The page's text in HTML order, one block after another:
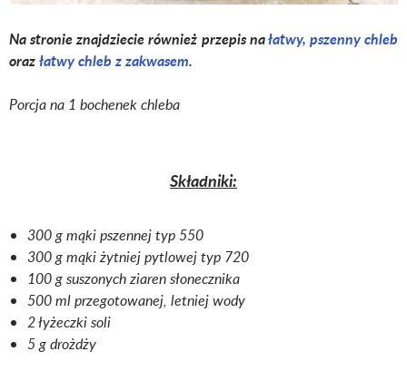
Na stronie znajdziecie również przepis nałatwy, pszenny chleb
orazłatwy chleb z zakwasem.
Porcja na 1 bochenek chleba
Składniki:
300 g mąki pszennej typ 550
300 g mąki żytniej pytlowej typ 720
100 g suszonych ziaren słonecznika
500 ml przegotowanej, letniej wody
2 łyżeczki soli
5 g drożdży